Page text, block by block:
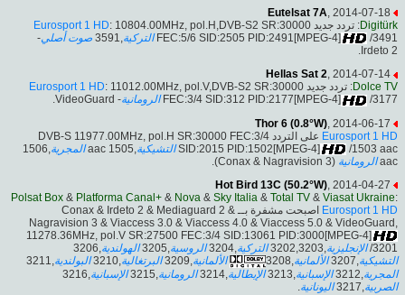
Eutelsat 7A, 2014-07-18
Digitürk: تردد جديد Eurosport 1 HD: 10804.00MHz, pol.H,DVB-S2 SR:30000
FEC:5/6 SID:2505 PID:2491[MPEG-4]
/3491 التركية,3591 صوت أصلي-
Irdeto 2.
Hellas Sat 2, 2014-07-14
Dolce TV: تردد جديد Eurosport 1 HD: 11012.00MHz, pol.V,DVB-S2 SR:30000
FEC:3/4 SID:312 PID:2177[MPEG-4]
/3177 الرومانية- VideoGuard.
Thor 6 (0.8°W) , 2014-06-17
Eurosport 1 HD
على التردد DVB-S 11977.00MHz, pol.H SR:30000 FEC:3/4
SID:2015 PID:1502[MPEG-4]
/1503 aac التشيكية المجرية ,1506
aac الرومانية (Conax & Nagravision 3).
Hot Bird 13C (50.2°W), 2014-04-27
Polsat Box & Platforma Canal+ & Nova & Sky Italia & Total TV & Viasat Ukraine:
Eurosport 1 HD
اصبحت مشفرة بــ Conax & Irdeto 2 & Mediaguard 2 &
Nagravision 3 & Viaccess 3.0 & Viaccess 4.0 & Viaccess 5.0 & VideoGuard,
11278.36MHz, pol.V SR:27500 FEC:3/4 SID:13061 PID:3000[MPEG-4]
/3201 الإنجليزية,3202,3203 التركية,3204 الروسية,3205 الهولندية,3206
التشيكية,3207 الألمانية,3208 الألمانية,3209 البرتغالية,3210 البولندية,3211
المجرية,3212 الإسبانية,3213 الإيطالية,3214 الرومانية,3215 الإسبانية,3216
الصربية,3217 اليونانية.